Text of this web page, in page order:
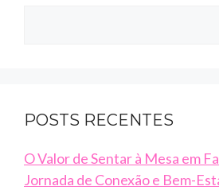
POSTS RECENTES
O Valor de Sentar à Mesa em
Jornada de Conexão e Bem-